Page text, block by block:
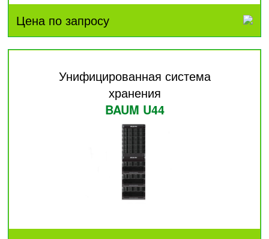
Цена по запросу
Унифицированная система
хранения
BAUM U44